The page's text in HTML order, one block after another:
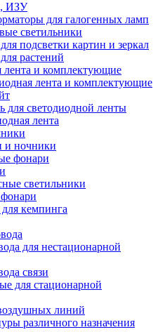
ИЗУ
для галогенных ламп
светильники
подсветки картин и зеркал
растений
лента и комплектующие
лента и комплектующие
для светодиодной ленты
лента
и ночники
фонари
светильники
кемпинга
для нестационарной
связи
для стационарной
линий
различного назначения